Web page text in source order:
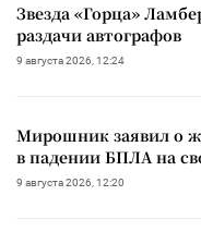
Звезда «Горца»
раздачи автографов
9 августа 2026, 12:24
Мирошник заявил о
в падении БПЛА на
9 августа 2026, 12:20